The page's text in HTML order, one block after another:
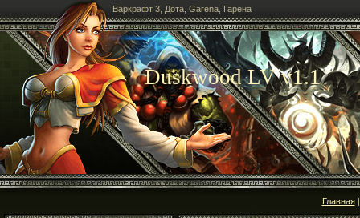
Варкрафт 3, Дота, Garena, Гарена
Duskwood LV v1.1
Главная